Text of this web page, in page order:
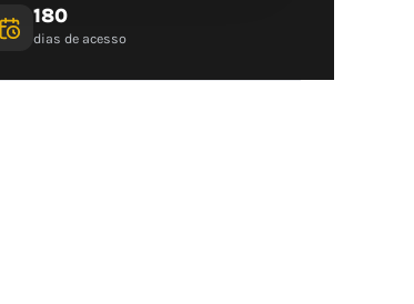
180
dias de acesso